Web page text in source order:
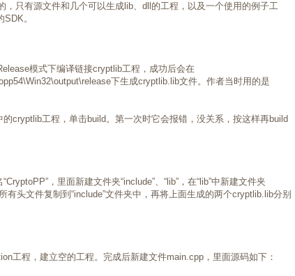
，只有源文件和几个可以生成lib、dll的工程，以及一个使用的例子工
。
模式下编译链接cryptlib工程，成功后会在
下生成cryptlib.lib文件。作者当时用的是
cryptlib工程，单击build。第一次时它会报错，没关系，按这样再build
，里面新建文件夹“include”、“lib”，在“lib”中新建文件夹
有头文件复制到“include”文件夹中，再将上面生成的两个cryptlib.lib分别
工程，建立空的工程。完成后新建文件main.cpp，里面源码如下：